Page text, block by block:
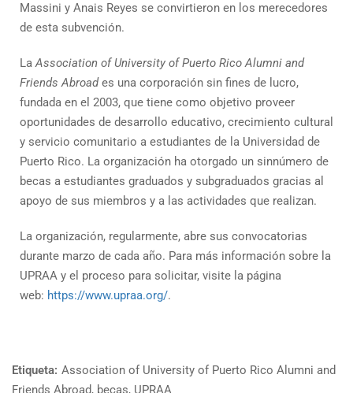
Massini y Anais Reyes se convirtieron en los merecedores
de esta subvención.
LaAssociation of University of Puerto Rico Alumni and
Friends Abroades una corporación sin fines de lucro,
fundada en el 2003, que tiene como objetivo proveer
oportunidades de desarrollo educativo, crecimiento cultural
y servicio comunitario a estudiantes de la Universidad de
Puerto Rico. La organización ha otorgado un sinnúmero de
becas a estudiantes graduados y subgraduados gracias al
apoyo de sus miembros y a las actividades que realizan.
La organización, regularmente, abre sus convocatorias
durante marzo de cada año. Para más información sobre la
UPRAA y el proceso para solicitar, visite la página
web: https://www.upraa.org/.
Etiqueta: Association of University of Puerto Rico Alumni and
Friends Abroad, becas, UPRAA